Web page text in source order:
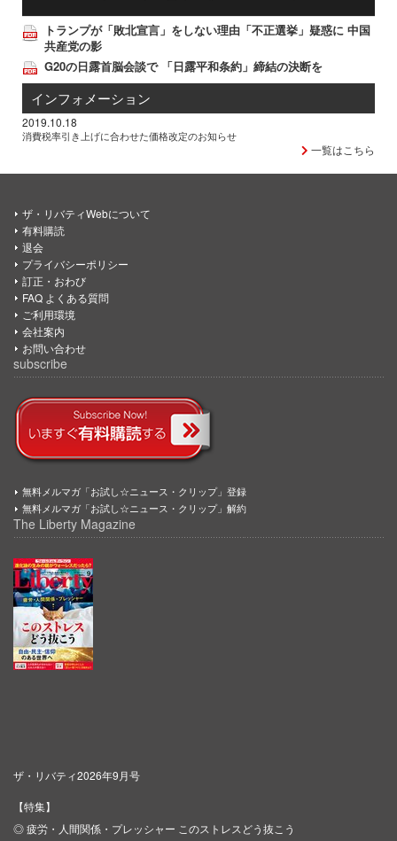
トランプが「敗北宣言」をしない理由「不正選挙」疑惑に 中国
共産党の影
G20の日露首脳会談で 「日露平和条約」締結の決断を
インフォメーション
2019.10.18
消費税率引き上げに合わせた価格改定のお知らせ
一覧はこちら
ザ・リバティWebについて
有料購読
退会
プライバシーポリシー
訂正・おわび
FAQ よくある質問
ご利用環境
会社案内
お問い合わせ
subscribe
無料メルマガ「お試し☆ニュース・クリップ」登録
無料メルマガ「お試し☆ニュース・クリップ」解約
The Liberty Magazine
ザ・リバティ2026年9月号
【特集】
◎ 疲労・人間関係・プレッシャー このストレスどう抜こう